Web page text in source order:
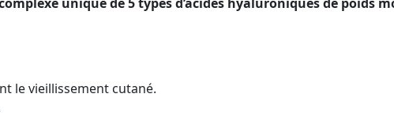
le vieillissement cutané.